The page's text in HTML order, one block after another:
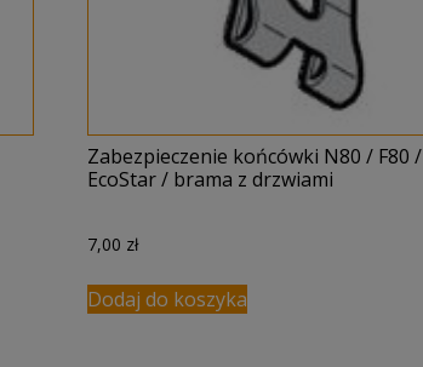
Zabezpieczenie końcówki N80 / F80 /
EcoStar / brama z drzwiami
7,00 zł
Dodaj do koszyka